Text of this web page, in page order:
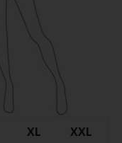
XL
XXL